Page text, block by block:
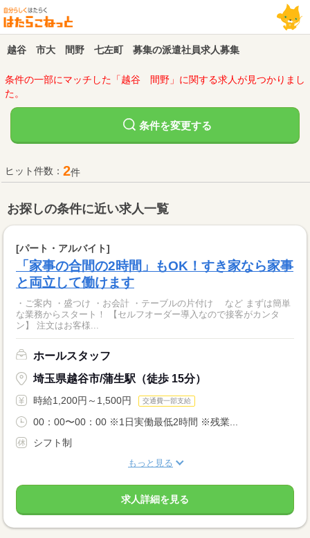
越谷 市大 間野 七左町 募集の派遣社員求人募集
条件の一部にマッチした「越谷 間野」に関する求人が見つかりまし
た。
条件を変更する
ヒット件数： 2件
お探しの条件に近い求人一覧
[パート・アルバイト]
「家事の合間の2時間」もOK！すき家なら家事
と両立して働けます
・ご案内 ・盛つけ ・お会計 ・テーブルの片付け など まずは簡単
な業務からスタート！ 【セルフオーダー導入なので接客がカンタ
ン】 注文はお客様...
ホールスタッフ
埼玉県越谷市/蒲生駅（徒歩 15分）
時給1,200円～1,500円 交通費一部支給
00：00〜00：00 ※1日実働最低2時間 ※残業...
シフト制
もっと見る
求人詳細を見る